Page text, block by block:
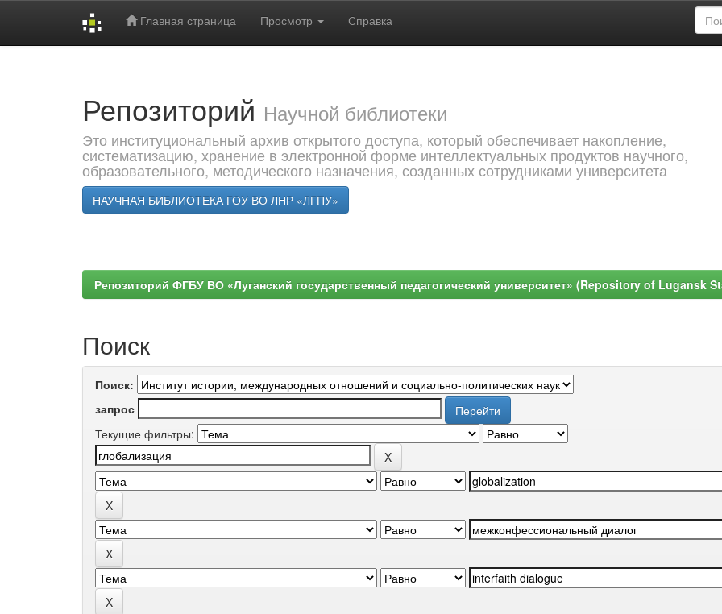
Главная страница Просмотр Справка
Репозиторий Научной библиотеки
Это институциональный архив открытого доступа, который обеспечивает накопление,
систематизацию, хранение в электронной форме интеллектуальных продуктов научного,
образовательного, методического назначения, созданных сотрудниками университета
НАУЧНАЯ БИБЛИОТЕКА ГОУ ВО ЛНР «ЛГПУ»
Репозиторий ФГБУ ВО «Луганский государственный педагогический университет» (Repository of Lugansk
Поиск
Поиск:
запрос
Текущие фильтры: